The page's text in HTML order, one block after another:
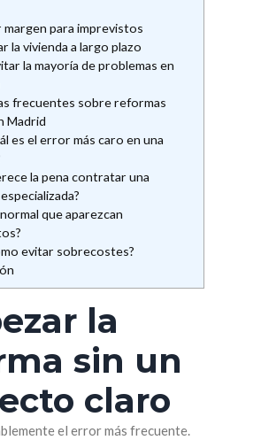
para imprevistos
la vivienda a largo plazo
la mayoría de problemas en
frecuentes sobre reformas
Madrid
es el error más caro en una
la pena contratar una
normal que aparezcan
evitar sobrecostes?
la
sin un
claro
el error más frecuente.